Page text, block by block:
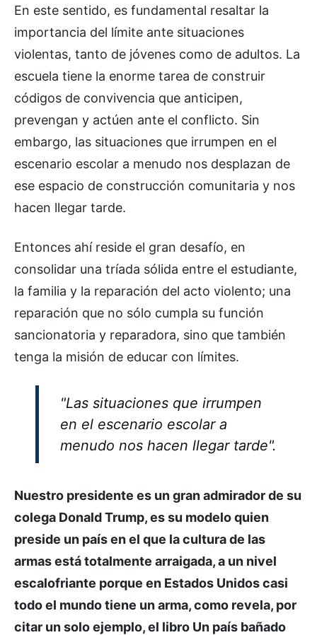
En este sentido, es fundamental resaltar la
importancia del límite ante situaciones
violentas, tanto de jóvenes como de adultos. La
escuela tiene la enorme tarea de construir
códigos de convivencia que anticipen,
prevengan y actúen ante el conflicto. Sin
embargo, las situaciones que irrumpen en el
escenario escolar a menudo nos desplazan de
ese espacio de construcción comunitaria y nos
hacen llegar tarde.
Entonces ahí reside el gran desafío, en
consolidar una tríada sólida entre el estudiante,
la familia y la reparación del acto violento; una
reparación que no sólo cumpla su función
sancionatoria y reparadora, sino que también
tenga la misión de educar con límites.
"Las situaciones que irrumpen
en el escenario escolar a
menudo nos hacen llegar tarde".
Nuestro presidente es un gran admirador de su
colega Donald Trump, es su modelo quien
preside un país en el que la cultura de las
armas está totalmente arraigada, a un nivel
escalofriante porque en Estados Unidos casi
todo el mundo tiene un arma, como revela, por
citar un solo ejemplo, el libro Un país bañado